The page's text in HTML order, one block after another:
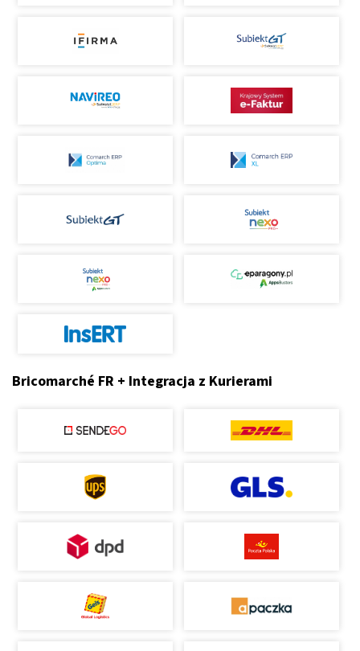
Bricomarché FR + Integracja z Kurierami